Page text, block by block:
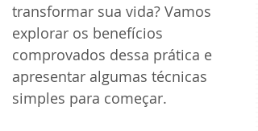
transformar sua vida? Vamos
explorar os benefícios
comprovados dessa prática e
apresentar algumas técnicas
simples para começar.